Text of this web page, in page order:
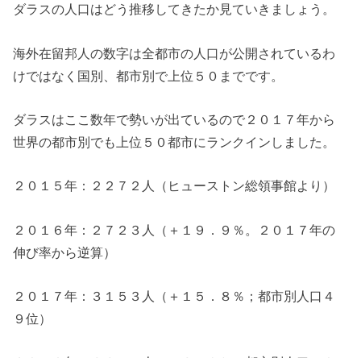
ダラスの人口はどう推移してきたか見ていきましょう。
海外在留邦人の数字は全都市の人口が公開されているわ
けではなく国別、都市別で上位５０までです。
ダラスはここ数年で勢いが出ているので２０１７年から
世界の都市別でも上位５０都市にランクインしました。
２０１５年：２２７２人（ヒューストン総領事館より）
２０１６年：２７２３人（＋１９．９％。２０１７年の
伸び率から逆算）
２０１７年：３１５３人（＋１５．８％；都市別人口４
９位）